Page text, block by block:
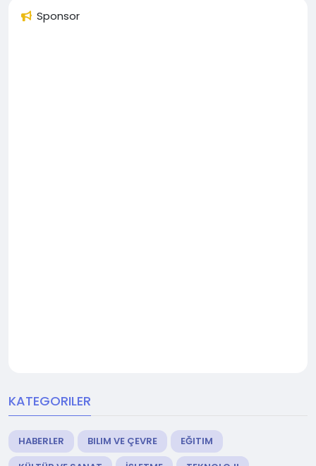
Sponsor
KATEGORILER
HABERLER BILIM VE ÇEVRE
EĞITIM